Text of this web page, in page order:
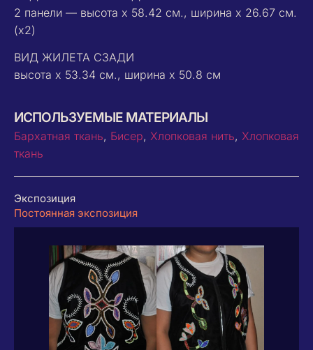
2 панели — высота x 58.42 см., ширина x 26.67 см.
(x2)
ВИД ЖИЛЕТА СЗАДИ
высота x 53.34 см., ширина x 50.8 см
ИСПОЛЬЗУЕМЫЕ МАТЕРИАЛЫ
Бархатная ткань, Бисер, Хлопковая нить, Хлопковая
ткань
Экспозиция
Постоянная экспозиция